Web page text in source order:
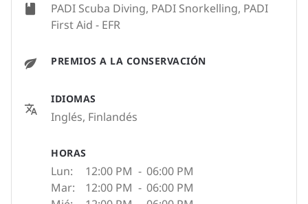
PADI Scuba Diving, PADI Snorkelling, PADI
First Aid - EFR
PREMIOS A LA CONSERVACIÓN
IDIOMAS
Inglés, Finlandés
HORAS
Lun: 12:00 PM - 06:00 PM
Mar:
12:00 PM - 06:00 PM